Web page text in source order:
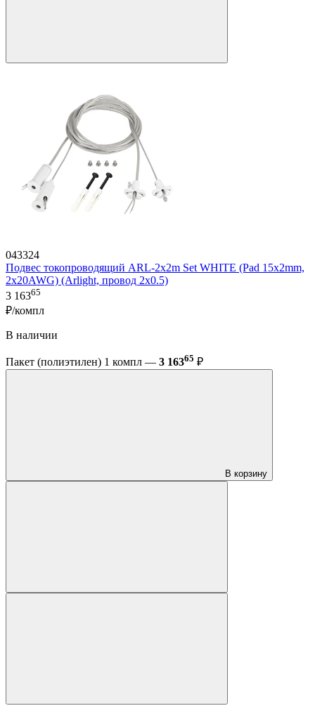
043324
Подвес токопроводящий ARL-2x2m Set WHITE (Pad 15x2mm,
2x20AWG) (Arlight, провод 2x0.5)
3 16365
₽/компл
В наличии
Пакет (полиэтилен) 1 компл — 3 16365 ₽
В корзину